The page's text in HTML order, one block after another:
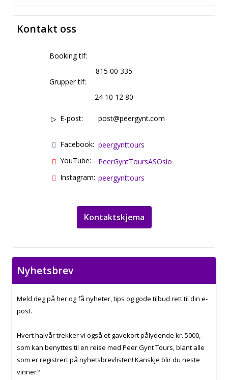
Kontakt oss
Booking tlf:
815 00 335
Grupper tlf:
24 10 12 80
E-post: post@peergynt.com
Facebook: peergynttours
YouTube:
PeerGyntToursASOslo
Instagram: peergynttours
Kontaktskjema
Nyhetsbrev
Meld deg på her og få nyheter, tips og gode tilbud rett til din e-
post.
Hvert halvår trekker vi også et gavekort pålydende kr. 5000,-
som kan benyttes til en reise med Peer Gynt Tours, blant alle
som er registrert på nyhetsbrevlisten! Kanskje blir du neste
vinner?